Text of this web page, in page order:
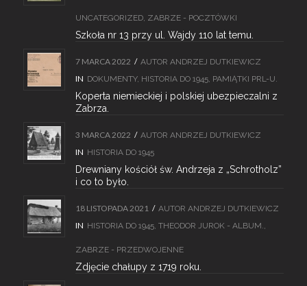
UNCATEGORIZED, ZABRZE - POCZTÓWKI
Szkoła nr 13 przy ul. Wajdy 110 lat temu.
7 MARCA 2022 / AUTOR ANDRZEJ DUTKIEWICZ
IN DOKUMENTY, HISTORIA DO 1945, PAMIĄTKI PRL-U.
Koperta niemieckiej i polskiej ubezpieczalni z
Zabrza.
3 MARCA 2022 / AUTOR ANDRZEJ DUTKIEWICZ
IN HISTORIA DO 1945
Drewniany kościół św. Andrzeja z „Schrotholz”
i co to było.
18 LISTOPADA 2021 / AUTOR ANDRZEJ DUTKIEWICZ
IN HISTORIA DO 1945, THEODOR JUROK - ALBUM.,
ZABRZE - PRZEDWOJENNE
Zdjęcie chałupy z 1719 roku.